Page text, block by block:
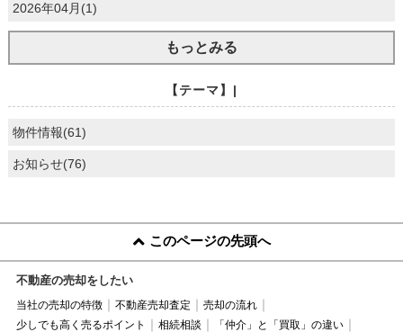
2026年04月(1)
もっとみる
【テーマ】|
物件情報(61)
お知らせ(76)
このページの先頭へ
不動産の売却をしたい
当社の売却の特徴 不動産売却査定
売却の流れ
少しでも高く売るポイント
相続相談
「仲介」と「買取」の違い